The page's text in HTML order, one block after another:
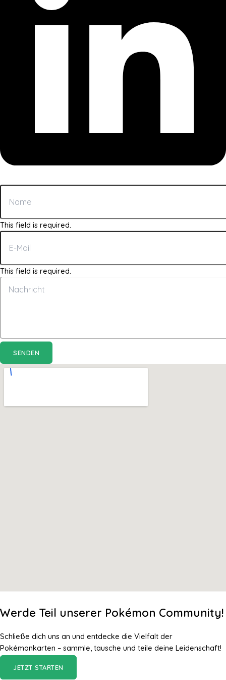
This field is required.
This field is required.
SENDEN
Werde Teil unserer Pokémon Community!
Schließe dich uns an und entdecke die Vielfalt der
Pokémonkarten – sammle, tausche und teile deine Leidenschaft!
JETZT STARTEN